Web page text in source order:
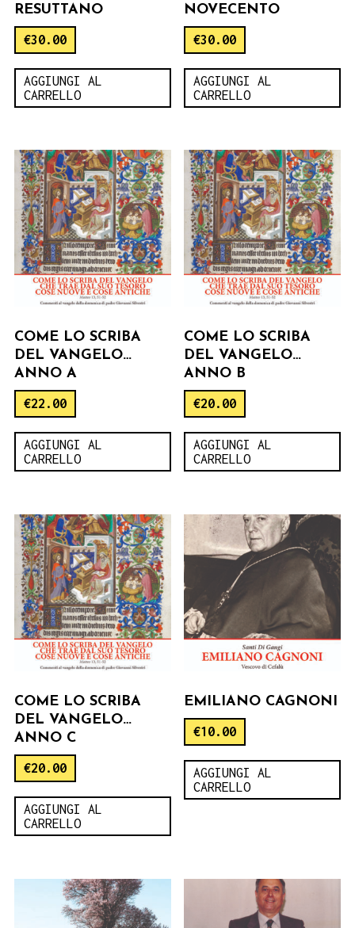
RESUTTANO
€30.00
AGGIUNGI AL
CARRELLO
NOVECENTO
€30.00
AGGIUNGI AL
CARRELLO
COME LO SCRIBA
DEL VANGELO…
ANNO A
€22.00
AGGIUNGI AL
CARRELLO
COME LO SCRIBA
DEL VANGELO…
ANNO B
€20.00
AGGIUNGI AL
CARRELLO
COME LO SCRIBA
DEL VANGELO…
ANNO C
€20.00
AGGIUNGI AL
CARRELLO
EMILIANO CAGNONI
€10.00
AGGIUNGI AL
CARRELLO